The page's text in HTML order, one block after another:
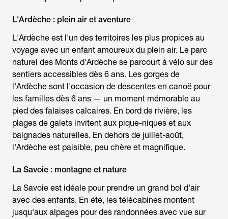
L'Ardèche : plein air et aventure
L'Ardèche est l'un des territoires les plus propices au
voyage avec un enfant amoureux du plein air. Le parc
naturel des Monts d'Ardèche se parcourt à vélo sur des
sentiers accessibles dès 6 ans. Les gorges de
l'Ardèche sont l'occasion de descentes en canoë pour
les familles dès 6 ans — un moment mémorable au
pied des falaises calcaires. En bord de rivière, les
plages de galets invitent aux pique-niques et aux
baignades naturelles. En dehors de juillet-août,
l'Ardèche est paisible, peu chère et magnifique.
La Savoie : montagne et nature
La Savoie est idéale pour prendre un grand bol d'air
avec des enfants. En été, les télécabines montent
jusqu'aux alpages pour des randonnées avec vue sur